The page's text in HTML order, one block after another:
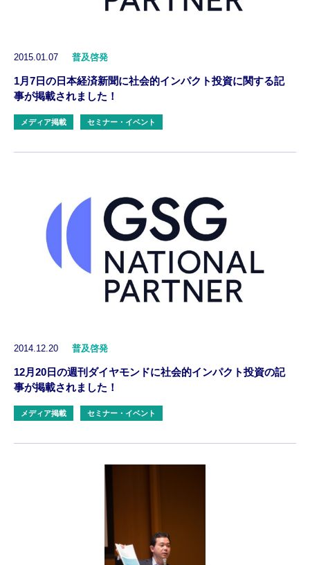
2015.01.07 普及啓発
1月7日の日本経済新聞に社会的インパクト投資に関する記
事が掲載されました！
メディア掲載 セミナー・イベント
2014.12.20 普及啓発
12月20日の週刊ダイヤモンドに社会的インパクト投資の記
事が掲載されました！
メディア掲載 セミナー・イベント